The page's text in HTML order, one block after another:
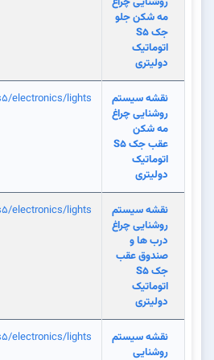
مه شکن جلو
جک S5
اتوماتیک
دولیتری
نقشه سیستم
روشنایی چراغ
مه شکن
عقب جک S5
اتوماتیک
دولیتری
electronics/lights
نقشه سیستم
روشنایی چراغ
درب ها و
صندوق عقب
جک S5
اتوماتیک
دولیتری
electronics/lights
نقشه سیستم
روشنایی
electronics/lights